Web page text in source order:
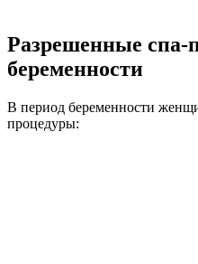
Разрешенные спа-
беременности
В период беременности
процедуры: